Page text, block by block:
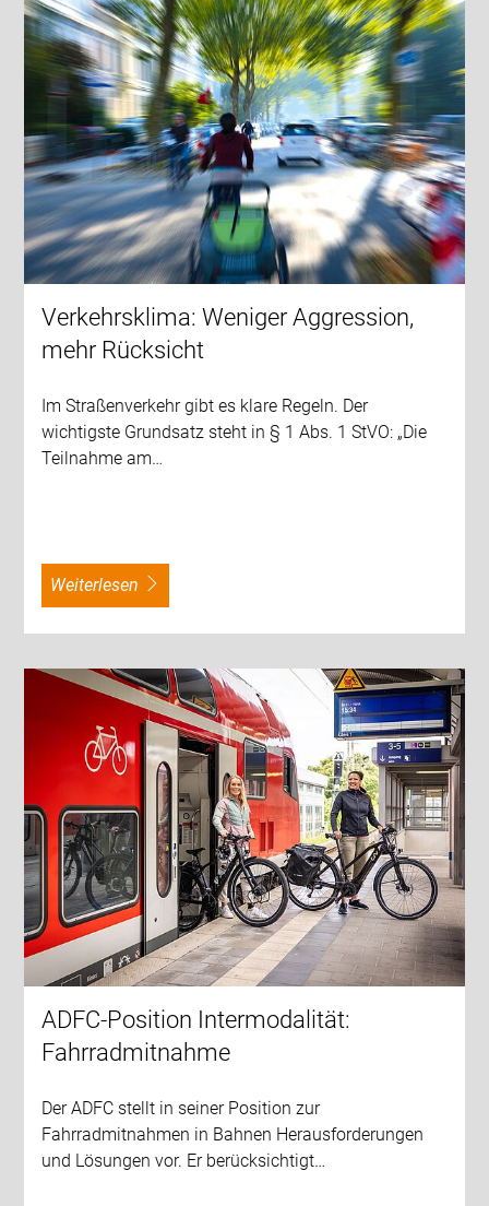
Verkehrsklima: Weniger Aggression,
mehr Rücksicht
Im Straßenverkehr gibt es klare Regeln. Der
wichtigste Grundsatz steht in § 1 Abs. 1 StVO: „Die
Teilnahme am…
weiterlesen
ADFC-Position Intermodalität:
Fahrradmitnahme
Der ADFC stellt in seiner Position zur
Fahrradmitnahmen in Bahnen Herausforderungen
und Lösungen vor. Er berücksichtigt…